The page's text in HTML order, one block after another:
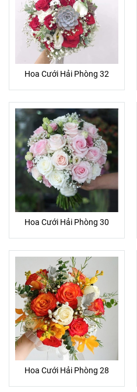
Hoa Cưới Hải Phòng 32
Hoa Cưới Hải Phòng 30
Hoa Cưới Hải Phòng 28